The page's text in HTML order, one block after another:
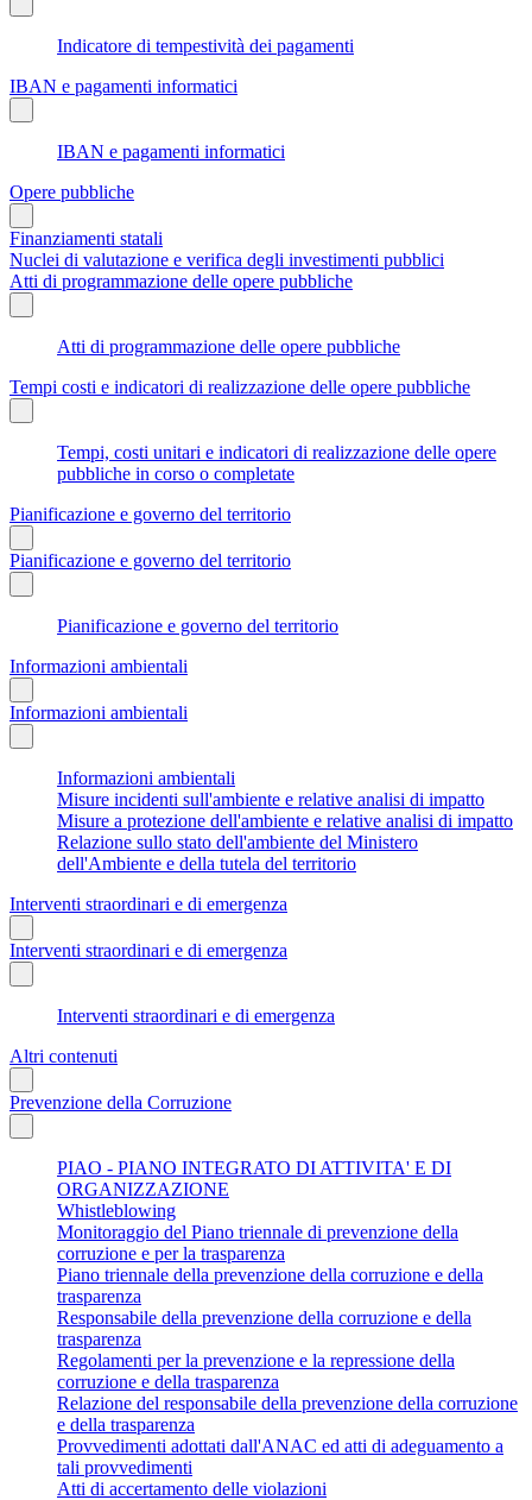
Indicatore di tempestività dei pagamenti
IBAN e pagamenti informatici
IBAN e pagamenti informatici
Opere pubbliche
Finanziamenti statali
Nuclei di valutazione e verifica degli investimenti pubblici
Atti di programmazione delle opere pubbliche
Atti di programmazione delle opere pubbliche
Tempi costi e indicatori di realizzazione delle opere pubbliche
Tempi, costi unitari e indicatori di realizzazione delle opere
pubbliche in corso o completate
Pianificazione e governo del territorio
Pianificazione e governo del territorio
Pianificazione e governo del territorio
Informazioni ambientali
Informazioni ambientali
Informazioni ambientali
Misure incidenti sull'ambiente e relative analisi di impatto
Misure a protezione dell'ambiente e relative analisi di impatto
Relazione sullo stato dell'ambiente del Ministero
dell'Ambiente e della tutela del territorio
Interventi straordinari e di emergenza
Interventi straordinari e di emergenza
Interventi straordinari e di emergenza
Altri contenuti
Prevenzione della Corruzione
PIAO - PIANO INTEGRATO DI ATTIVITA' E DI
ORGANIZZAZIONE
Whistleblowing
Monitoraggio del Piano triennale di prevenzione della
corruzione e per la trasparenza
Piano triennale della prevenzione della corruzione e della
trasparenza
Responsabile della prevenzione della corruzione e della
trasparenza
Regolamenti per la prevenzione e la repressione della
corruzione e della trasparenza
Relazione del responsabile della prevenzione della corruzione
e della trasparenza
Provvedimenti adottati dall'ANAC ed atti di adeguamento a
tali provvedimenti
Atti di accertamento delle violazioni